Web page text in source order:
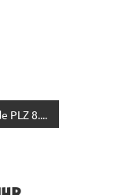
PLZ 8....